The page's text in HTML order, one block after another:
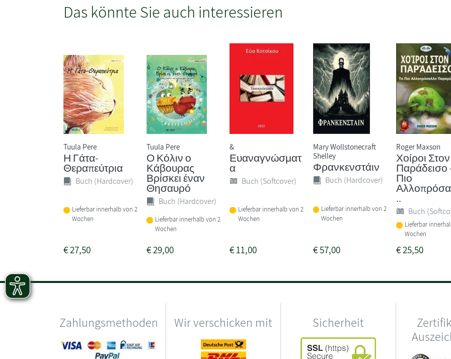
Das könnte Sie auch interessieren
Tuula Pere
Η Γάτα-
Θεραπεύτρια
Buch (Hardcover)
Lieferbar innerhalb von 2
Wochen
€27,50
Tuula Pere
Ο Κόλιν ο
Κάβουρας
Βρίσκει έναν
Θησαυρό
Buch (Hardcover)
Lieferbar innerhalb von 2
Wochen
€29,00
&
Ευαναγνώσματ
α
Buch (Softcover)
Lieferbar innerhalb von 2
Wochen
€11,00
Mary Wollstonecraft
Shelley
Φρανκενστάιν
Buch (Hardcover)
Lieferbar innerhalb von 2
Wochen
€57,00
Roger Maxson
Χοίροι Στον
Παράδεισο
Πιο
..
Buch
Lieferbar
Wochen
€25,50
Zahlungsmethoden Wir verschicken mit Sicherheit